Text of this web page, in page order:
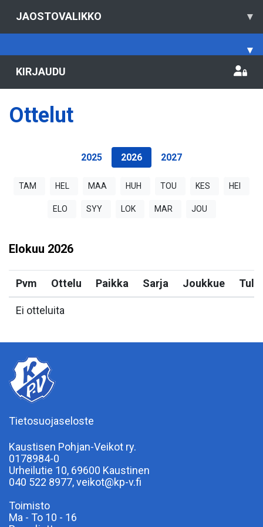
JAOSTOVALIKKO ▾
▾
KIRJAUDU
Ottelut
2025 2026 2027
TAM HEL MAA HUH TOU KES HEI
ELO SYY LOK MAR JOU
Elokuu 2026
Pvm Ottelu Paikka Sarja Joukkue
Ei otteluita
Tietosuojaseloste
Kaustisen Pohjan-Veikot ry.
0178984-0
Urheilutie 10, 69600 Kaustinen
040 522 8977, veikot@kp-v.fi
Toimisto
Ma - To 10 - 16